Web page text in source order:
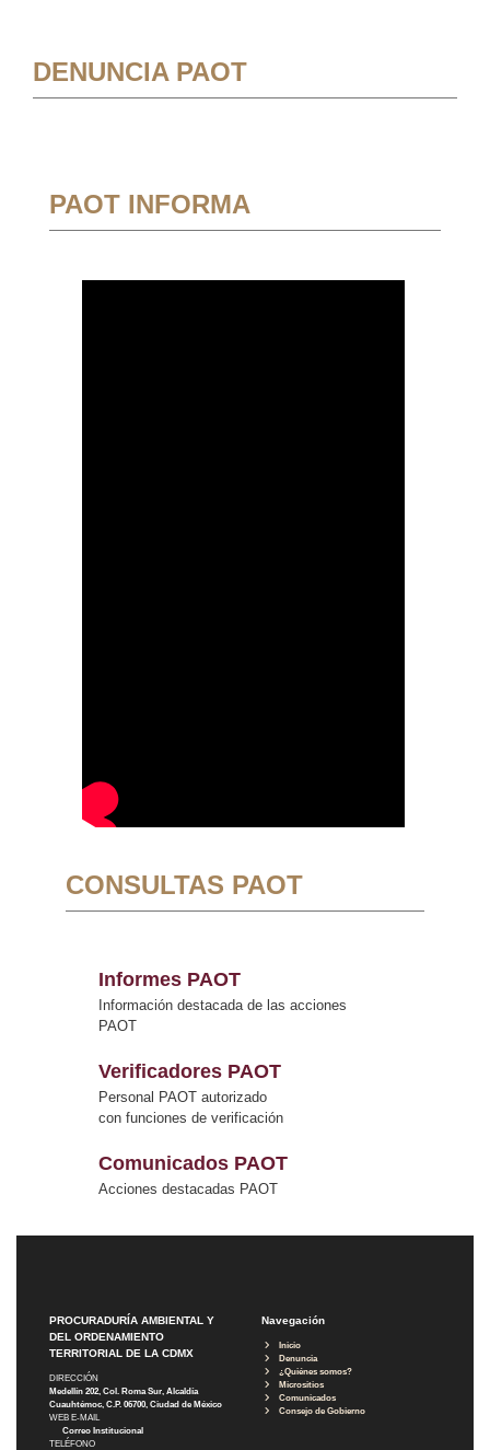
DENUNCIA PAOT
PAOT INFORMA
CONSULTAS PAOT
Informes PAOT
Información destacada de las acciones
PAOT
Verificadores PAOT
Personal PAOT autorizado
con funciones de verificación
Comunicados PAOT
Acciones destacadas PAOT
PROCURADURÍA AMBIENTAL Y
DEL ORDENAMIENTO
TERRITORIAL DE LA CDMX
DIRECCIÓN
Medellín 202, Col. Roma Sur, Alcaldía
Cuauhtémoc, C.P. 06700, Ciudad de México
WEB E-MAIL
Correo Institucional
TELÉFONO
Navegación
Inicio
Denuncia
¿Quiénes somos?
Micrositios
Comunicados
Consejo de Gobierno